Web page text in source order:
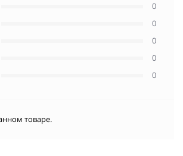
0
0
0
0
0
товаре.